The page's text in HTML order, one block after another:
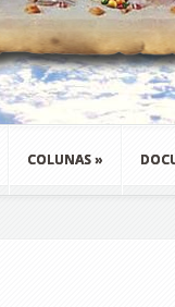
COLUNAS »